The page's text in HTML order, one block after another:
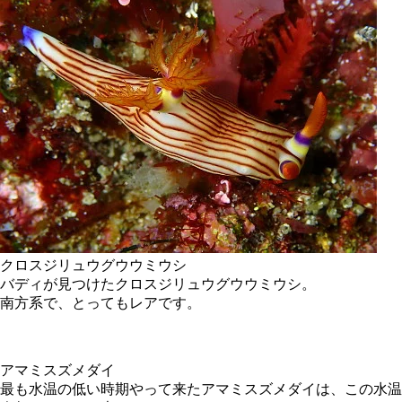
クロスジリュウグウウミウシ
バディが見つけたクロスジリュウグウウミウシ。
南方系で、とってもレアです。
アマミスズメダイ
最も水温の低い時期やって来たアマミスズメダイは、この水